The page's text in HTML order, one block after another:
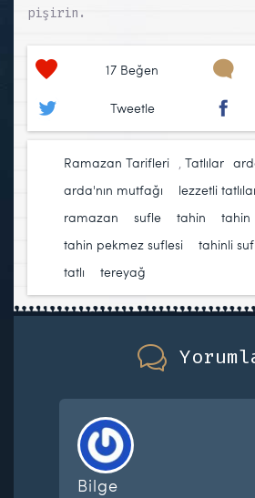
pişirin.
17 Beğen
Tweetle
Ramazan Tarifleri Tatlılar
arda'nın mutfağı
lezzetli
ramazan
sufle tahin tahin
tahin pekmez suflesi
tahinli
tatlı
tereyağ
Bilge